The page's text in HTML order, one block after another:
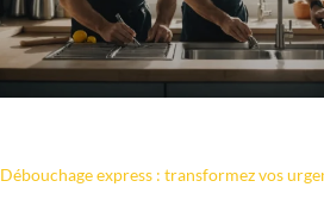
Débouchage express : transformez vos